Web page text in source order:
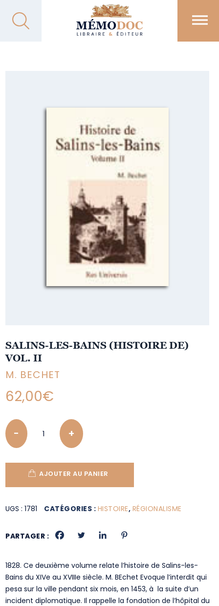
SALINS-LES-BAINS (HISTOIRE DE)
VOL. II
M. BECHET
62,00€
Quantity
AJOUTER AU PANIER
UGS :1781 CATÉGORIES : HISTOIRE, RÉGIONALISME
PARTAGER :
1828. Ce deuxième volume relate l’histoire de Salins-les-
Bains du XIVe au XVIIIe siècle. M. BEchet Evoque l’interdit qui
pesa sur la ville pendant six mois, en 1453, à la suite d’un
incident diplomatique. Il rappelle la fondation de l’hôpital du